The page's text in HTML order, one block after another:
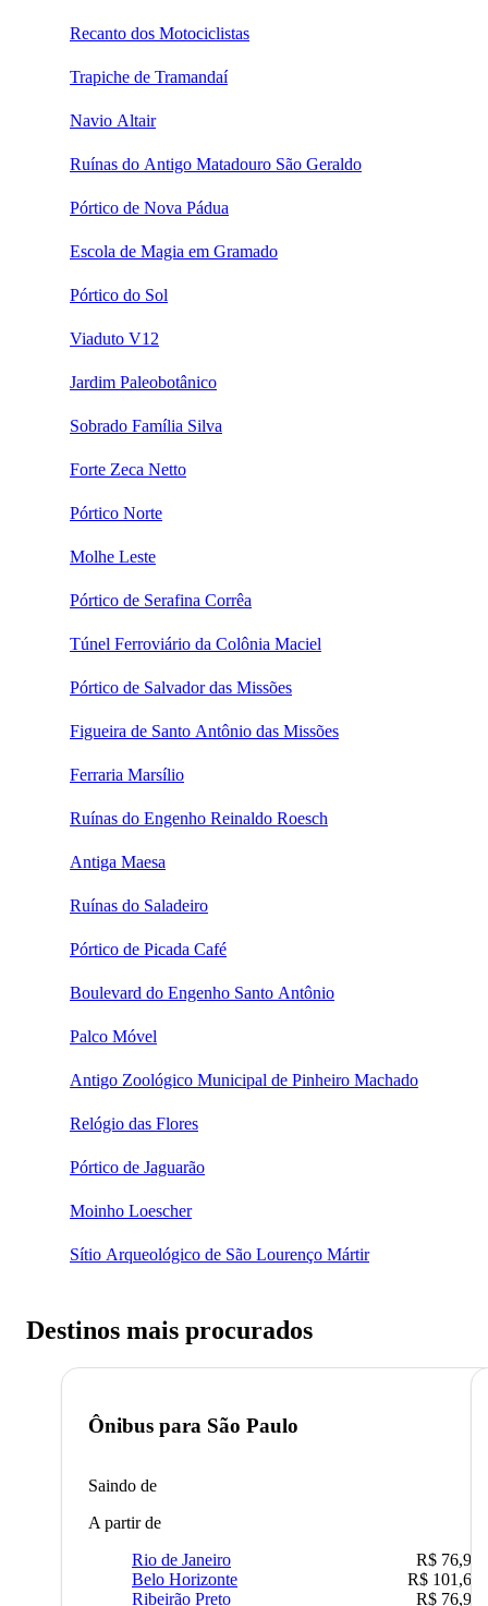
Recanto dos Motociclistas
Trapiche de Tramandaí
Navio Altair
Ruínas do Antigo Matadouro São Geraldo
Pórtico de Nova Pádua
Escola de Magia em Gramado
Pórtico do Sol
Viaduto V12
Jardim Paleobotânico
Sobrado Família Silva
Forte Zeca Netto
Pórtico Norte
Molhe Leste
Pórtico de Serafina Corrêa
Túnel Ferroviário da Colônia Maciel
Pórtico de Salvador das Missões
Figueira de Santo Antônio das Missões
Ferraria Marsílio
Ruínas do Engenho Reinaldo Roesch
Antiga Maesa
Ruínas do Saladeiro
Pórtico de Picada Café
Boulevard do Engenho Santo Antônio
Palco Móvel
Antigo Zoológico Municipal de Pinheiro Machado
Relógio das Flores
Pórtico de Jaguarão
Moinho Loescher
Sítio Arqueológico de São Lourenço Mártir
Destinos mais procurados
Ônibus para São Paulo
Saindo de
A partir de
Rio de Janeiro
R$ 76,90
Belo Horizonte
R$ 101,67
Ribeirão Preto
R$ 76,90